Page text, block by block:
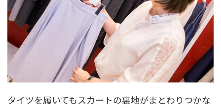
タイツを履いてもスカートの裏地がまとわりつかな